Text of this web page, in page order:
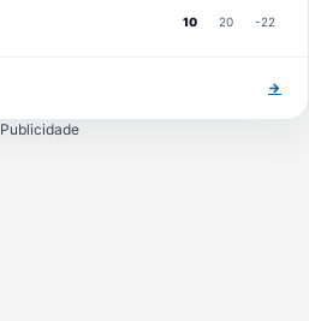
10 20 -22
→
Publicidade